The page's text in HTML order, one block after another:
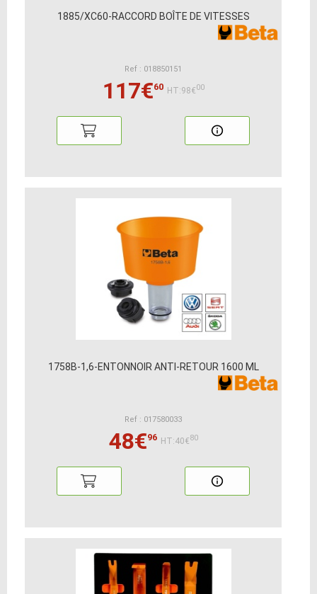
1885/XC60-RACCORD BOÎTE DE VITESSES
Ref : 018850151
117€60 HT:98€00
1758B-1,6-ENTONNOIR ANTI-RETOUR 1600 ML
Ref : 017580033
48€96 HT:40€80